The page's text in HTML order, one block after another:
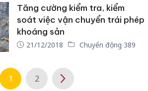
Tăng cường kiểm tra, kiểm
soát việc vận chuyển trái phép
khoáng sản
21/12/2018 Chuyển động 389
1 2